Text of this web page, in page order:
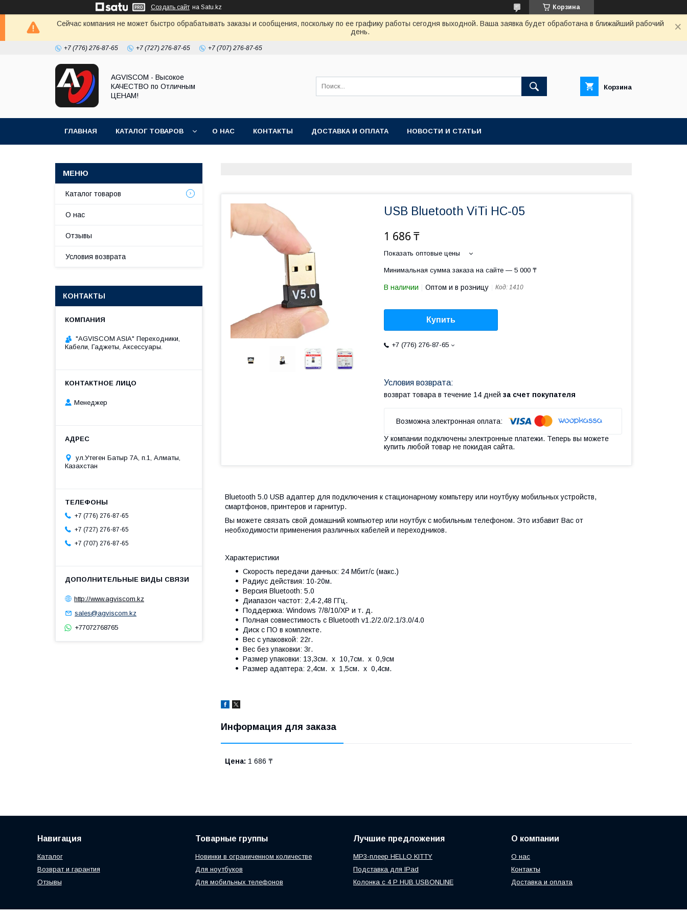
Создать сайт на Satu.kz Корзина
Сейчас компания не может быстро обрабатывать заказы и сообщения, поскольку по ее графику работы сегодня выходной. Ваша заявка будет обработана в ближайший рабочий
день.
+7 (776) 276-87-65 +7 (727) 276-87-65 +7 (707) 276-87-65
AGVISCOM - Высокое
КАЧЕСТВО по Отличным
ЦЕНАМ!
Корзина
ГЛАВНАЯ КАТАЛОГ ТОВАРОВ О НАС КОНТАКТЫ ДОСТАВКА И ОПЛАТА НОВОСТИ И СТАТЬИ
USB Bluetooth ViTi HC-05
1 686 ₸
Показать оптовые цены
Минимальная сумма заказа на сайте — 5 000 ₸
В наличии Оптом и в розницу Код: 1410
Купить
+7 (776) 276-87-65
возврат товара в течение 14 дней за счет покупателя
У компании подключены электронные платежи. Теперь вы можете
купить любой товар не покидая сайта.
Bluetooth 5.0 USB адаптер для подключения к стационарному компьтеру или ноутбуку мобильных устройств,
смартфонов, принтеров и гарнитур.
Вы можете связать свой домашний компьютер или ноутбук с мобильным телефоном. Это избавит Вас от
необходимости применения различных кабелей и переходников.
Характеристики
Скорость передачи данных: 24 Мбит/с (макс.)
Радиус действия: 10-20м.
Версия Bluetooth: 5.0
Диапазон частот: 2,4-2,48 ГГц.
Поддержка: Windows 7/8/10/XP и т. д.
Полная совместимость с Bluetooth v1.2/2.0/2.1/3.0/4.0
Диск с ПО в комплекте.
Вес с упаковкой: 22г.
Вес без упаковки: 3г.
Размер упаковки: 13,3см. х 10,7см. х 0,9см
Размер адаптера: 2,4см. х 1,5см. х 0,4см.
Информация для заказа
Цена: 1 686 ₸
Каталог товаров
О нас
Отзывы
Условия возврата
КОНТАКТЫ
"AGVISCOM ASIA" Переходники,
Кабели, Гаджеты, Аксессуары.
Менеджер
ул.Утеген Батыр 7А, п.1, Алматы,
Казахстан
+7 (776) 276-87-65
+7 (727) 276-87-65
+7 (707) 276-87-65
http://www.agviscom.kz
sales@agviscom.kz
+77072768765
Навигация
Каталог
Возврат и гарантия
Отзывы
Товарные группы
Новинки в ограниченном количестве
Для ноутбуков
Для мобильных телефонов
Лучшие предложения
MP3-плеер HELLO KITTY
Подставка для IPad
Колонка с 4 P HUB USBONLINE
О компании
О нас
Контакты
Доставка и оплата